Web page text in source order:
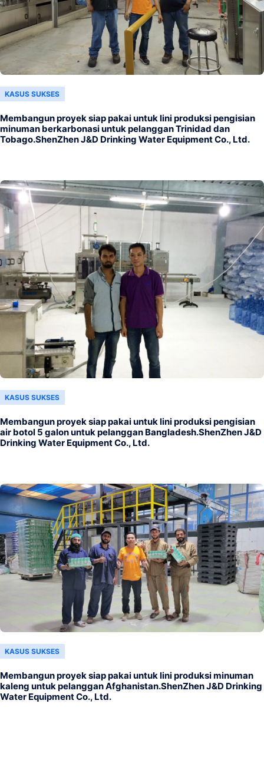
KASUS SUKSES
Membangun proyek siap pakai untuk lini produksi pengisian
minuman berkarbonasi untuk pelanggan Trinidad dan
Tobago.ShenZhen J&D Drinking Water Equipment Co., Ltd.
KASUS SUKSES
Membangun proyek siap pakai untuk lini produksi pengisian
air botol 5 galon untuk pelanggan Bangladesh.ShenZhen J&D
Drinking Water Equipment Co., Ltd.
KASUS SUKSES
Membangun proyek siap pakai untuk lini produksi minuman
kaleng untuk pelanggan Afghanistan.ShenZhen J&D Drinking
Water Equipment Co., Ltd.